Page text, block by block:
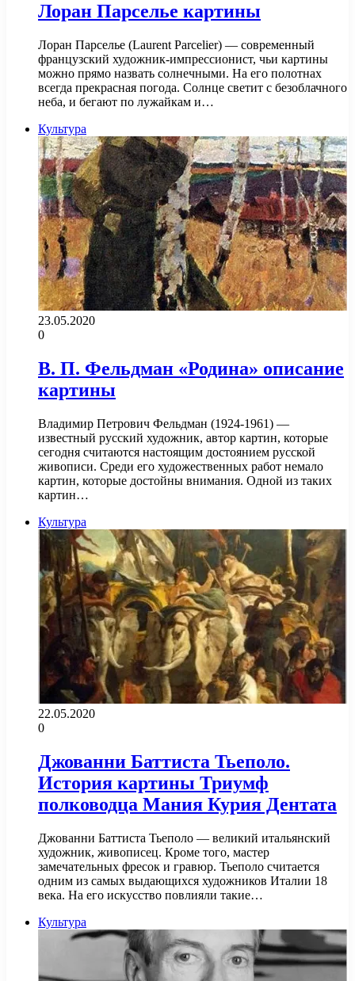
Лоран Парселье картины
Лоран Парселье (Laurent Parcelier) — современный
французский художник-импрессионист, чьи картины
можно прямо назвать солнечными. На его полотнах
всегда прекрасная погода. Солнце светит с безоблачного
неба, и бегают по лужайкам и…
Культура
23.05.2020
0
В. П. Фельдман «Родина» описание
картины
Владимир Петрович Фельдман (1924-1961) —
известный русский художник, автор картин, которые
сегодня считаются настоящим достоянием русской
живописи. Среди его художественных работ немало
картин, которые достойны внимания. Одной из таких
картин…
Культура
22.05.2020
0
Джованни Баттиста Тьеполо.
История картины Триумф
полководца Мания Курия Дентата
Джованни Баттиста Тьеполо — великий итальянский
художник, живописец. Кроме того, мастер
замечательных фресок и гравюр. Тьеполо считается
одним из самых выдающихся художников Италии 18
века. На его искусство повлияли такие…
Культура